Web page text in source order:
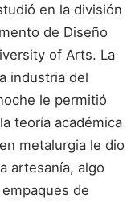
en la división
de Diseño
of Arts. La
industria del
le permitió
teoría académica
metalurgia le dio
artesanía, algo
de